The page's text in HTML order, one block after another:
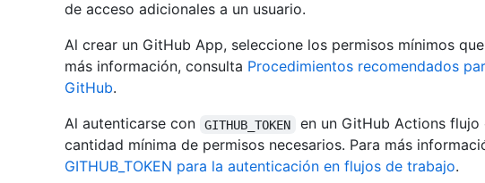
de acceso adicionales a un usuario.
Al crear un GitHub App, seleccione los permisos mínimos
más información, consulta Procedimientos recomendados
GitHub.
Al autenticarse con
GITHUB_TOKEN
en un GitHub Actions
cantidad mínima de permisos necesarios. Para más
GITHUB_TOKEN para la autenticación en flujos de trabajo.